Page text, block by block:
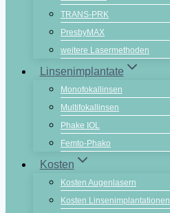
TRANS-PRK
PresbyMAX
weitere Lasermethoden
Linsenimplantate
Monofokallinsen
Multifokallinsen
Phake IOL
Femto-Phako
Kosten
Kosten Augenlasern
Kosten Linsenimplantationen